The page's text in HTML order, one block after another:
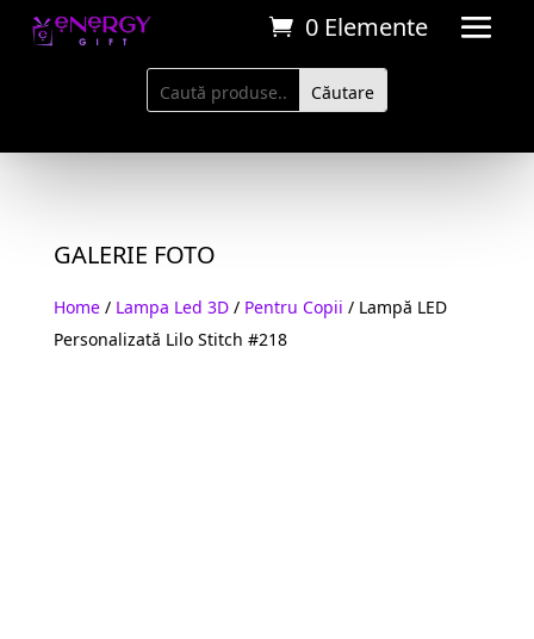
0 Elemente
GALERIE FOTO
Home/ Lampa Led 3D/ Pentru Copii / Lampă LED
Personalizată Lilo Stitch #218